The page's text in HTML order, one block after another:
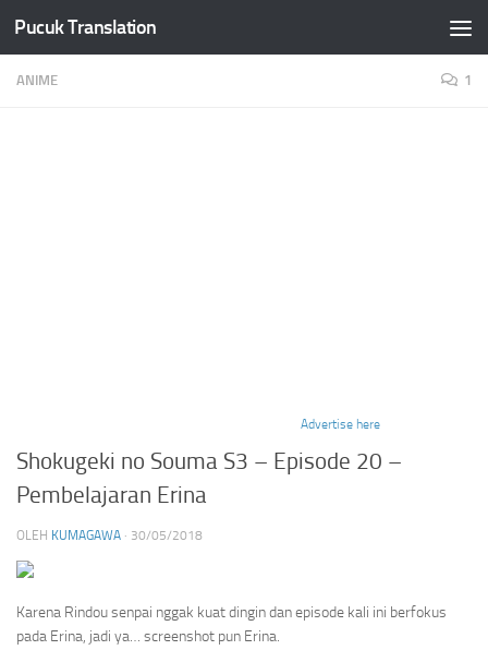
Skip to content
Pucuk Translation
ANIME 1
Advertise here
Shokugeki no Souma S3 – Episode 20 –
Pembelajaran Erina
OLEH KUMAGAWA · 30/05/2018
Karena Rindou senpai nggak kuat dingin dan episode kali ini berfokus
pada Erina, jadi ya… screenshot pun Erina.